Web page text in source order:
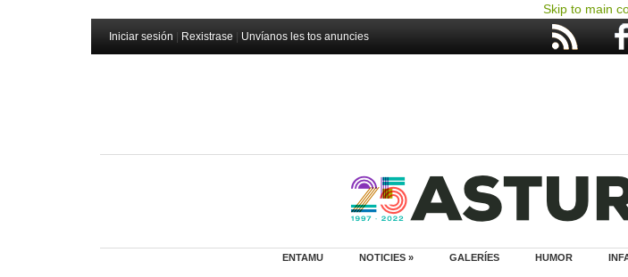
Skip to main
Iniciar sesión Rexistrase Unvíanos les tos anuncies
ENTAMU NOTICIES » GALERÍES HUMOR